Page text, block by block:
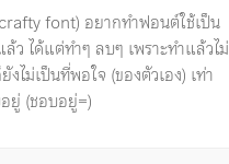
font) อยากทำฟอนต์ใช้เป็น
ว ได้แต่ทำๆ ลบๆ เพราะทำแล้วไม่
ไม่เป็นที่พอใจ (ของตัวเอง) เท่า
ยู่ (ชอบอยู่=)